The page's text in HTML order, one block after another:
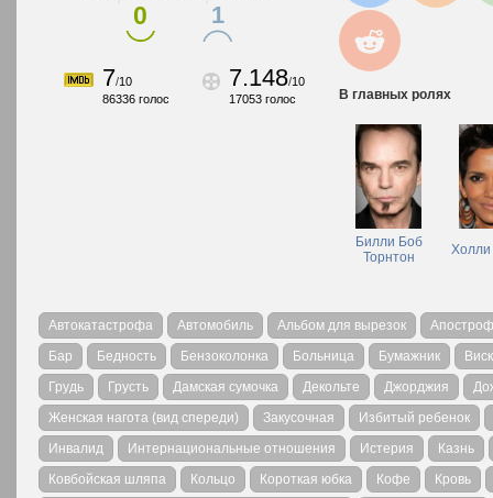
0 1
7/10
86336 голос
7.148/10
17053 голос В главных ролях
Билли Боб
Торнтон
Автокатастрофа Автомобиль Альбом для вырезок
Бар
Бедность Бензоколонка Больница Бумажник
Грудь
Грусть Дамская сумочка Декольте Джорджия
Женская нагота (вид спереди)
Закусочная
Избитый ребенок
Инвалид
Интернациональные отношения Истерия
Казнь
Ковбойская шляпа
Кольцо Короткая юбка Кофе
Кровь